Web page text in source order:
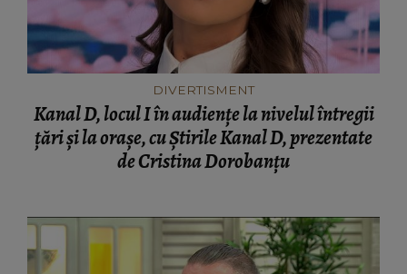
DIVERTISMENT
Kanal D, locul I în audiențe la nivelul întregii
țări și la orașe, cu Știrile Kanal D, prezentate
de Cristina Dorobanțu